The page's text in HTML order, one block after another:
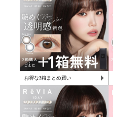
お得な3箱まとめ買い